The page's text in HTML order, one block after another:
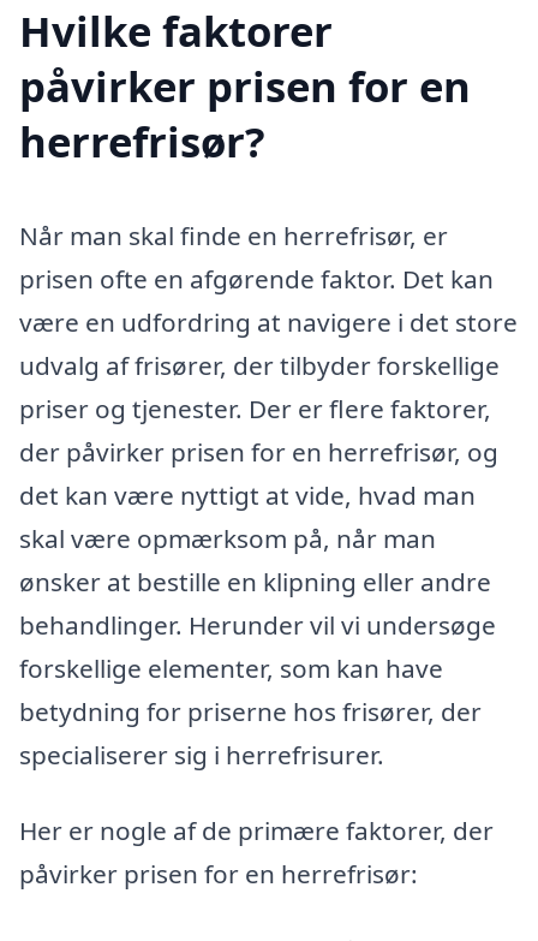
Hvilke faktorer
påvirker prisen for en
herrefrisør?
Når man skal finde en herrefrisør, er
prisen ofte en afgørende faktor. Det kan
være en udfordring at navigere i det store
udvalg af frisører, der tilbyder forskellige
priser og tjenester. Der er flere faktorer,
der påvirker prisen for en herrefrisør, og
det kan være nyttigt at vide, hvad man
skal være opmærksom på, når man
ønsker at bestille en klipning eller andre
behandlinger. Herunder vil vi undersøge
forskellige elementer, som kan have
betydning for priserne hos frisører, der
specialiserer sig i herrefrisurer.
Her er nogle af de primære faktorer, der
påvirker prisen for en herrefrisør: